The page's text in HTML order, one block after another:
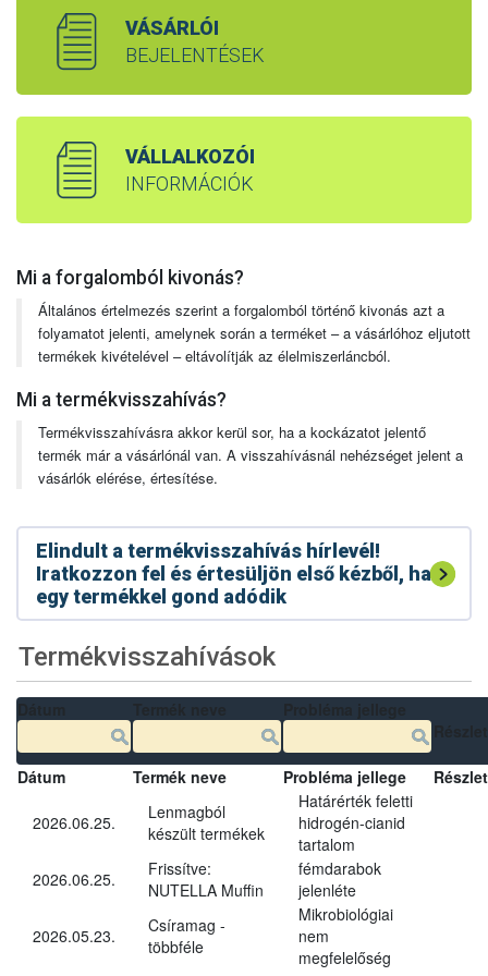
VÁSÁRLÓI
BEJELENTÉSEK
VÁLLALKOZÓI
INFORMÁCIÓK
Mi a forgalomból kivonás?
Általános értelmezés szerint a forgalomból történő kivonás azt a
folyamatot jelenti, amelynek során a terméket – a vásárlóhoz eljutott
termékek kivételével – eltávolítják az élelmiszerláncból.
Mi a termékvisszahívás?
Termékvisszahívásra akkor kerül sor, ha a kockázatot jelentő
termék már a vásárlónál van. A visszahívásnál nehézséget jelent a
vásárlók elérése, értesítése.
Elindult a termékvisszahívás hírlevél!
Iratkozzon fel és értesüljön első kézből, ha
egy termékkel gond adódik
Termékvisszahívások
Dátum Termék neve Probléma jellege
2026.06.25.
Lenmagból
készült termékek
Határérték feletti
hidrogén-cianid
tartalom
2026.06.25.
Frissítve:
NUTELLA Muffin
fémdarabok
jelenléte
2026.05.23.
Csíramag -
többféle
Mikrobiológiai
nem
megfelelőség